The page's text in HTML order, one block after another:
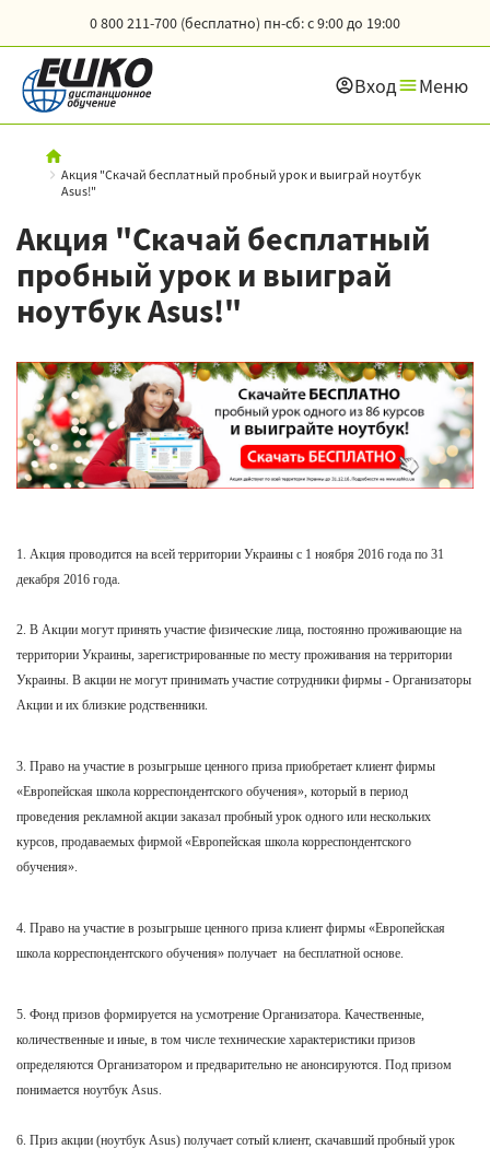
0 800 211-700 (бесплатно) пн-сб: с 9:00 до 19:00
Вход Меню
Акция "Скачай бесплатный пробный урок и выиграй ноутбук
Asus!"
Акция "Скачай бесплатный
пробный урок и выиграй
ноутбук Asus!"
1. Акция проводится на всей территории Украины с 1 ноября 2016 года по 31
декабря 2016 года.
2. В Акции могут принять участие физические лица, постоянно проживающие на
территории Украины, зарегистрированные по месту проживания на территории
Украины. В акции не могут принимать участие сотрудники фирмы - Организаторы
Акции и их близкие родственники.
3. Право на участие в розыгрыше ценного приза приобретает клиент фирмы
«Европейская школа корреспондентского обучения», который в период
проведения рекламной акции заказал пробный урок одного или нескольких
курсов, продаваемых фирмой «Европейская школа корреспондентского
обучения».
4. Право на участие в розыгрыше ценного приза клиент фирмы «Европейская
школа корреспондентского обучения» получает на бесплатной основе.
5. Фонд призов формируется на усмотрение Организатора. Качественные,
количественные и иные, в том числе технические характеристики призов
определяются Организатором и предварительно не анонсируются. Под призом
понимается ноутбук Asus.
6. Приз акции (ноутбук Asus) получает сотый клиент, скачавший пробный урок